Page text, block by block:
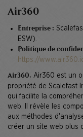
Air360
Entreprise :
ESW).
Politique de
https://
Air360. Air360 est un
propriété de Scalefast
qui facilite la
web. Il révèle les
aux méthodes
créer un site web plus